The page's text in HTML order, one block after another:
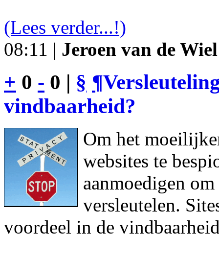
(Lees verder...!)
08:11 | Jeroen van de Wiel
+ 0 - 0 | § ¶
vindbaarheid?
Om het
websites te
aanmoedigen
versleutelen.
voordeel in de